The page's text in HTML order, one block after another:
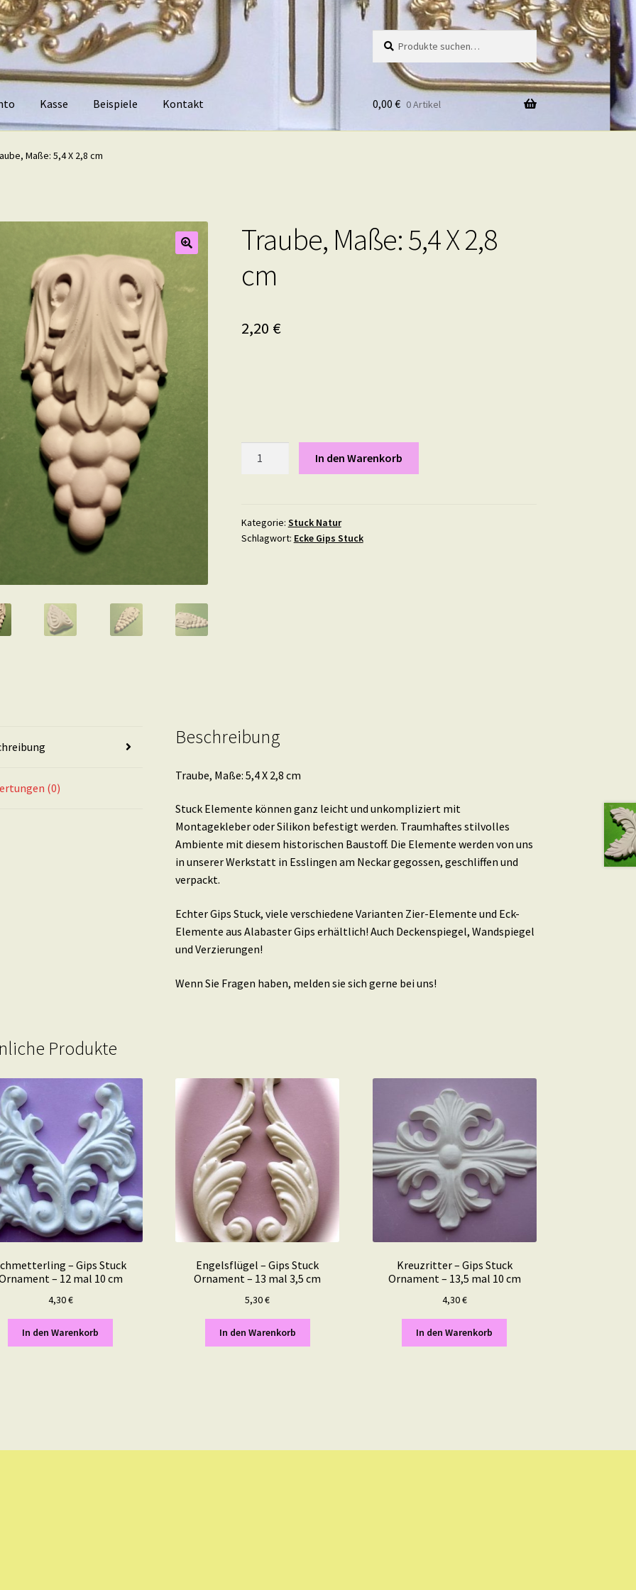
nach:
Kasse Beispiele Kontakt
Kontakt
0,00 € 0 Artikel
Maße: 5,4 X 2,8 cm
Traube, Maße: 5,4 X 2,8
cm
2,20 €
2,8
cm
In den Warenkorb
Kategorie: Stuck Natur
Schlagwort: Ecke Gips Stuck
(0)
Beschreibung
Traube, Maße: 5,4 X 2,8 cm
Stuck Elemente können ganz leicht und unkompliziert mit
Montagekleber oder Silikon befestigt werden. Traumhaftes stilvolles
Ambiente mit diesem historischen Baustoff. Die Elemente werden von uns
in unserer Werkstatt in Esslingen am Neckar gegossen, geschliffen und
verpackt.
Echter Gips Stuck, viele verschiedene Varianten Zier-Elemente und Eck-
Elemente aus Alabaster Gips erhältlich! Auch Deckenspiegel, Wandspiegel
und Verzierungen!
Wenn Sie Fragen haben, melden sie sich gerne bei uns!
Produkte
– Gips Stuck
– 12 mal 10 cm
4,30€
In den Warenkorb
Engelsflügel – Gips Stuck
Ornament – 13 mal 3,5 cm
5,30€
In den Warenkorb
Kreuzritter – Gips Stuck
Ornament – 13,5 mal 10 cm
4,30€
In den Warenkorb